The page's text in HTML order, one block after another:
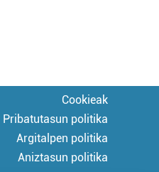
Cookieak
Pribatutasun politika
Argitalpen politika
Aniztasun politika